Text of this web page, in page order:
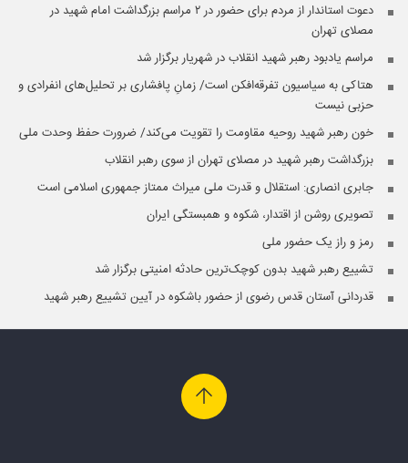
دعوت استاندار از مردم برای حضور در ۲ مراسم بزرگداشت امام شهید در
مصلای تهران
مراسم یادبود رهبر شهید انقلاب در شهریار برگزار شد
هتاکی به سیاسیون تفرقه‌افکن است/ زمانِ پافشاری بر تحلیل‌های انفرادی و
حزبی نیست
خون رهبر شهید روحیه مقاومت را تقویت می‌کند/ ضرورت حفظ وحدت ملی
بزرگداشت رهبر شهید در مصلای تهران از سوی رهبر انقلاب
جابری انصاری:‌ استقلال و قدرت ملی میراث ممتاز جمهوری اسلامی است
تصویری روشن از اقتدار، شکوه و همبستگی ایران
رمز و راز یک حضور ملی
تشییع رهبر شهید بدون کوچک‌ترین حادثه امنیتی برگزار شد
قدردانی آستان قدس رضوی از حضور باشکوه در آیین تشییع رهبر شهید